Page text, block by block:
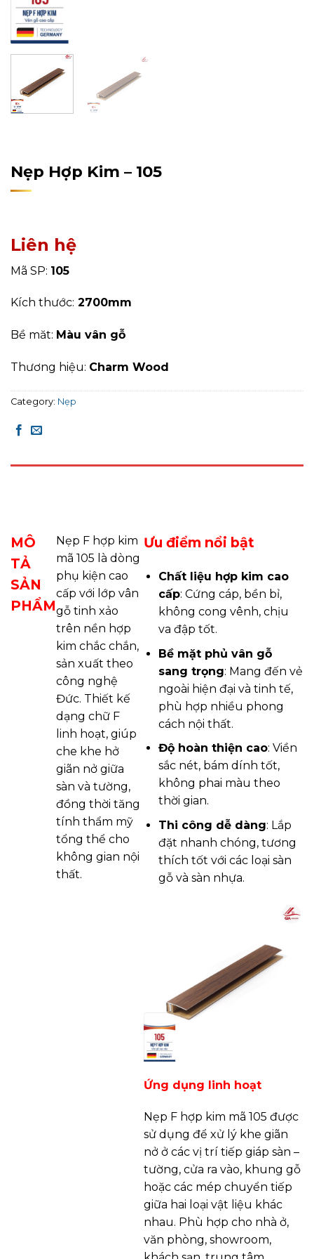
Nẹp Hợp Kim – 105
Liên hệ
Mã SP: 105
Kích thước: 2700mm
Bề măt: Màu vân gỗ
Thương hiệu: Charm Wood
Category: Nẹp
MÔ
TẢ
SẢN
PHẨM
Nẹp F hợp kim
mã 105 là dòng
phụ kiện cao
cấp với lớp vân
gỗ tinh xảo
trên nền hợp
kim chắc chắn,
sản xuất theo
công nghệ
Đức. Thiết kế
dạng chữ F
linh hoạt, giúp
che khe hở
giãn nở giữa
sàn và tường,
đồng thời tăng
tính thẩm mỹ
tổng thể cho
không gian nội
thất.
Ưu điểm nổi bật
Chất liệu hợp kim cao
cấp: Cứng cáp, bền bỉ,
không cong vênh, chịu
va đập tốt.
Bề mặt phủ vân gỗ
sang trọng: Mang đến vẻ
ngoài hiện đại và tinh tế,
phù hợp nhiều phong
cách nội thất.
Độ hoàn thiện cao: Viền
sắc nét, bám dính tốt,
không phai màu theo
thời gian.
Thi công dễ dàng: Lắp
đặt nhanh chóng, tương
thích tốt với các loại sàn
gỗ và sàn nhựa.
Ứng dụng linh hoạt
Nẹp F hợp kim mã 105 được
sử dụng để xử lý khe giãn
nở ở các vị trí tiếp giáp sàn –
tường, cửa ra vào, khung gỗ
hoặc các mép chuyển tiếp
giữa hai loại vật liệu khác
nhau. Phù hợp cho nhà ở,
văn phòng, showroom,